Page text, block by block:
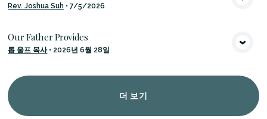
Rev. Joshua Suh •7/5/2026
Our Father Provides
롭 울프 목사• 2026년 6월 28일
더 보기